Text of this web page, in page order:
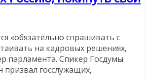
«обязательно спрашивать с
на кадровых решениях,
парламента. Спикер Госдумы
призвал госслужащих,